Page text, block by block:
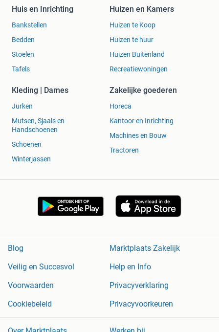
Huis en Inrichting
Bankstellen
Bedden
Stoelen
Tafels
Huizen en Kamers
Huizen te Koop
Huizen te huur
Huizen Buitenland
Recreatiewoningen
Kleding | Dames
Jurken
Mutsen, Sjaals en
Handschoenen
Schoenen
Winterjassen
Zakelijke goederen
Horeca
Kantoor en Inrichting
Machines en Bouw
Tractoren
Blog
Marktplaats Zakelijk
Veilig en Succesvol
Help en Info
Voorwaarden
Privacyverklaring
Cookiebeleid
Privacyvoorkeuren